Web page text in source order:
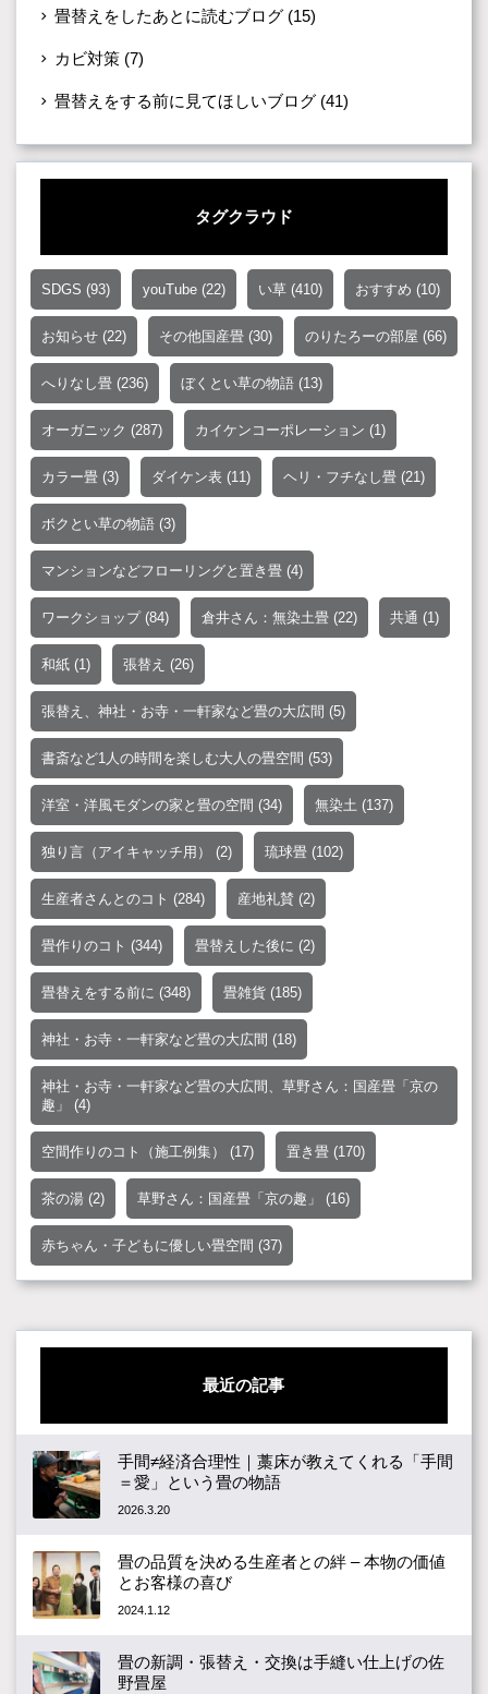
畳替えをしたあとに読むブログ (15)
カビ対策 (7)
畳替えをする前に見てほしいブログ (41)
タグクラウド
SDGS (93) youTube (22) い草 (410) おすすめ (10)
お知らせ (22) その他国産畳 (30) のりたろーの部屋 (66)
へりなし畳 (236) ぼくとい草の物語 (13)
オーガニック (287) カイケンコーポレーション (1)
カラー畳 (3) ダイケン表 (11) ヘリ・フチなし畳 (21)
ボクとい草の物語 (3)
マンションなどフローリングと置き畳 (4)
ワークショップ(84) 倉井さん：無染土畳 (22) 共通 (1)
和紙 (1) 張替え (26)
張替え、神社・お寺・一軒家など畳の大広間 (5)
書斎など1人の時間を楽しむ大人の畳空間 (53)
洋室・洋風モダンの家と畳の空間 (34) 無染土 (137)
独り言（アイキャッチ用） (2) 琉球畳 (102)
生産者さんとのコト (284) 産地礼賛 (2)
畳作りのコト (344) 畳替えした後に (2)
畳替えをする前に (348) 畳雑貨 (185)
神社・お寺・一軒家など畳の大広間 (18)
神社・お寺・一軒家など畳の大広間、草野さん：国産畳「京の
趣」
(4)
空間作りのコト（施工例集） (17) 置き畳 (170)
茶の湯 (2) 草野さん：国産畳「京の趣」 (16)
赤ちゃん・子どもに優しい畳空間 (37)
最近の記事
手間≠経済合理性｜藁床が教えてくれる「手間
＝愛」という畳の物語
2026.3.20
畳の品質を決める生産者との絆 – 本物の価値
とお客様の喜び
2024.1.12
畳の新調・張替え・交換は手縫い仕上げの佐
野畳屋